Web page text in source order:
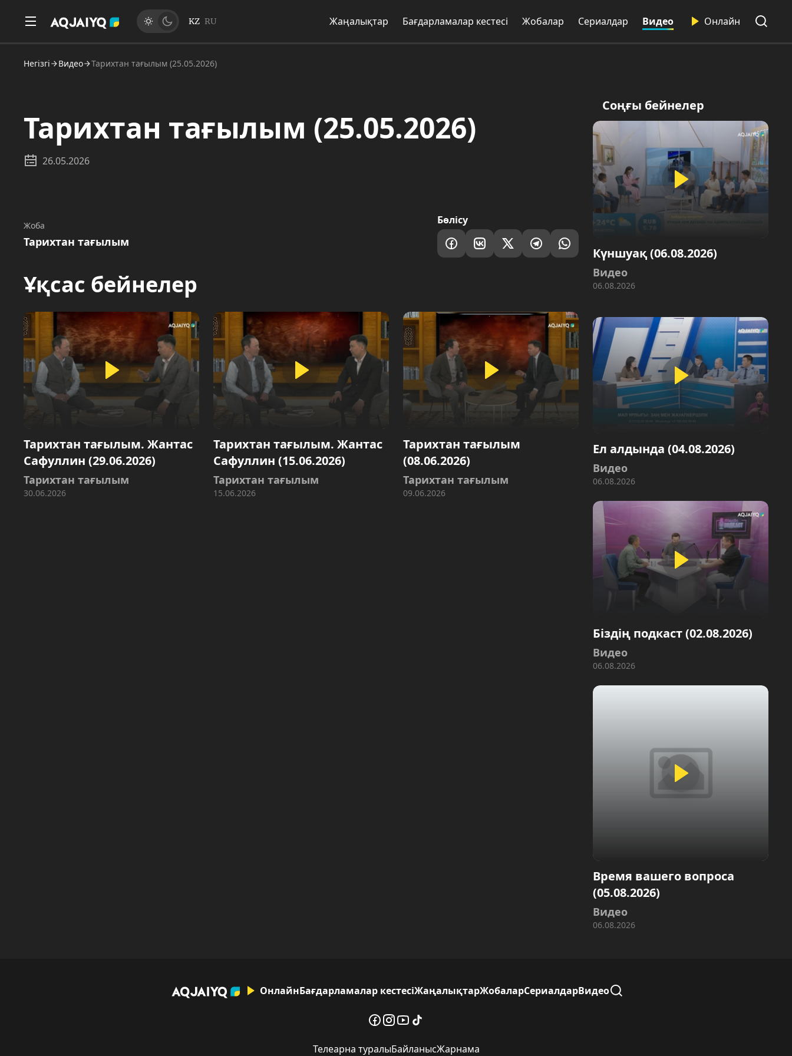
KZ RU Жаңалықтар Бағдарламалар кестесі Жобалар Сериалдар Видео Онлайн
Негізгі Видео Тарихтан тағылым (25.05.2026)
Тарихтан тағылым (25.05.2026)
26.05.2026
Жоба
Тарихтан тағылым
Бөлісу
Ұқсас бейнелер
Тарихтан тағылым. Жантас
Сафуллин (29.06.2026)
Тарихтан тағылым
30.06.2026
Тарихтан тағылым. Жантас
Сафуллин (15.06.2026)
Тарихтан тағылым
15.06.2026
Тарихтан тағылым
(08.06.2026)
Тарихтан тағылым
09.06.2026
Соңғы бейнелер
Күншуақ (06.08.2026)
Видео
06.08.2026
Ел алдында (04.08.2026)
Видео
06.08.2026
Біздің подкаст (02.08.2026)
Видео
06.08.2026
Время вашего вопроса
(05.08.2026)
Видео
06.08.2026
ОнлайнБағдарламалар кестесіЖаңалықтарЖобаларСериалдарВидео
Телеарна туралыБайланысЖарнама